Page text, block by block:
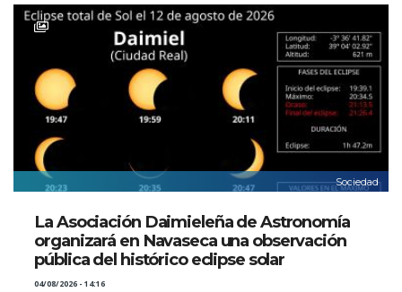
Sociedad
La Asociación Daimieleña de Astronomía
organizará en Navaseca una observación
pública del histórico eclipse solar
04/08/2026 - 14:16